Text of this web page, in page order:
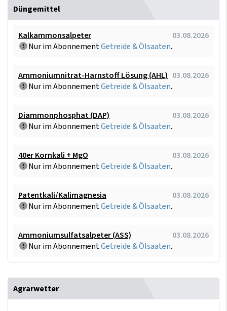
Düngemittel
Kalkammonsalpeter
03.08.2026
Nur im AbonnementGetreide & Ölsaaten.
Ammoniumnitrat-Harnstoff Lösung (AHL) 03.08.2026
Nur im AbonnementGetreide & Ölsaaten.
Diammonphosphat (DAP)
03.08.2026
Nur im AbonnementGetreide & Ölsaaten.
40er Kornkali + MgO
03.08.2026
Nur im AbonnementGetreide & Ölsaaten.
Patentkali/Kalimagnesia
03.08.2026
Nur im AbonnementGetreide & Ölsaaten.
Ammoniumsulfatsalpeter (ASS)
03.08.2026
Nur im AbonnementGetreide & Ölsaaten.
Agrarwetter